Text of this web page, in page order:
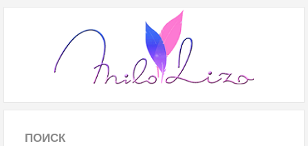
ПОИСК